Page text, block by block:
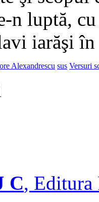
n luptă,
iarăşi
Alexandrescu sus Versuri
C, Editura